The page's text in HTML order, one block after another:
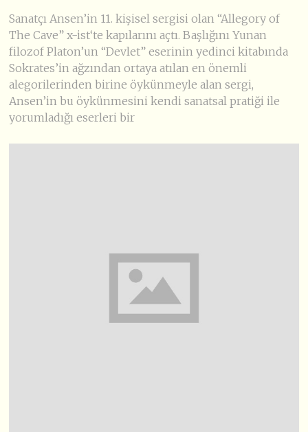
Sanatçı Ansen’in 11. kişisel sergisi olan “Allegory of
The Cave” x-ist‘te kapılarını açtı. Başlığını Yunan
filozof Platon’un “Devlet” eserinin yedinci kitabında
Sokrates’in ağzından ortaya atılan en önemli
alegorilerinden birine öykünmeyle alan sergi,
Ansen’in bu öykünmesini kendi sanatsal pratiği ile
yorumladığı eserleri bir